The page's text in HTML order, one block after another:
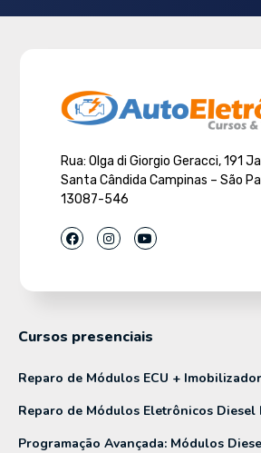
Rua: Olga di Giorgio Geracci, 191
Santa Cândida Campinas – São
13087-546
Cursos presenciais
Reparo de Módulos ECU +
Reparo de Módulos Eletrônicos Diesel
Programação Avançada: Módulos